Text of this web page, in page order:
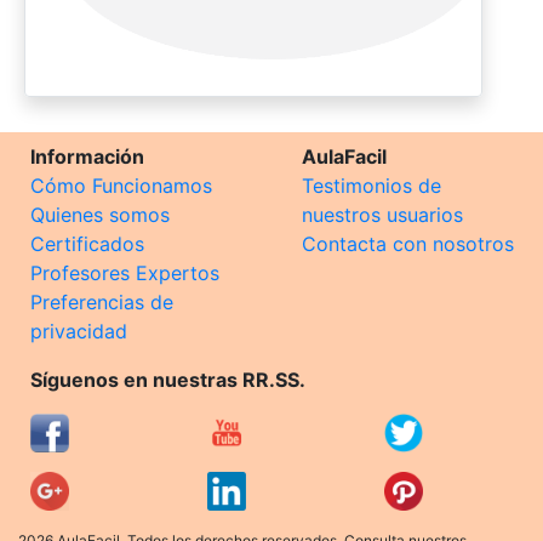
Información
Cómo Funcionamos
Quienes somos
Certificados
Profesores Expertos
Preferencias de
privacidad
AulaFacil
Testimonios de
nuestros usuarios
Contacta con nosotros
Síguenos en nuestras RR.SS.